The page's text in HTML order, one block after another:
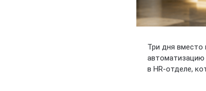
Три дня вместо
автоматизацию
в HR-отделе,